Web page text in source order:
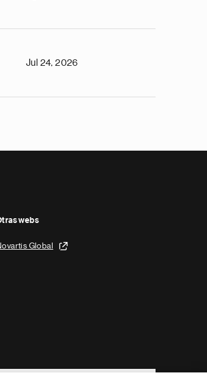
Jul 24, 2026
webs
Global